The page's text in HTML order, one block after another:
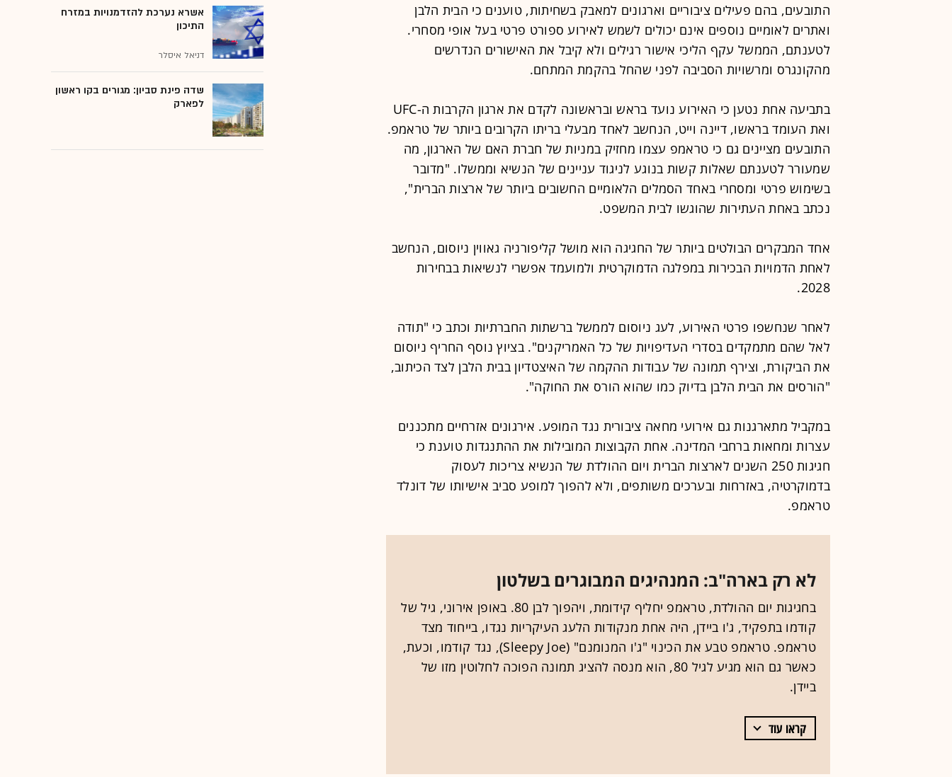
התובעים, בהם פעילים ציבוריים וארגונים למאבק בשחיתות, טוענים כי הבית הלבן
ואתרים לאומיים נוספים אינם יכולים לשמש לאירוע ספורט פרטי בעל אופי מסחרי.
לטענתם, הממשל עקף הליכי אישור רגילים ולא קיבל את האישורים הנדרשים
מהקונגרס ומרשויות הסביבה לפני שהחל בהקמת המתחם.
בתביעה אחת נטען כי האירוע נועד בראש ובראשונה לקדם את ארגון הקרבות ה-UFC
ואת העומד בראשו, דיינה וייט, הנחשב לאחד מבעלי בריתו הקרובים ביותר של טראמפ.
התובעים מציינים גם כי טראמפ עצמו מחזיק במניות של חברת האם של הארגון, מה
שמעורר לטענתם שאלות קשות בנוגע לניגוד עניינים של הנשיא וממשלו. "מדובר
בשימוש פרטי ומסחרי באחד הסמלים הלאומיים החשובים ביותר של ארצות הברית",
נכתב באחת העתירות שהוגשו לבית המשפט.
אחד המבקרים הבולטים ביותר של החגיגה הוא מושל קליפורניה גאווין ניוסום, הנחשב
לאחת הדמויות הבכירות במפלגה הדמוקרטית ולמועמד אפשרי לנשיאות בבחירות
2028.
לאחר שנחשפו פרטי האירוע, לעג ניוסום לממשל ברשתות החברתיות וכתב כי "תודה
לאל שהם מתמקדים בסדרי העדיפויות של כל האמריקנים". בציוץ נוסף החריף ניוסום
את הביקורת, וצירף תמונה של עבודות ההקמה של האיצטדיון בבית הלבן לצד הכיתוב,
"הורסים את הבית הלבן בדיוק כמו שהוא הורס את החוקה".
במקביל מתארגנות גם אירועי מחאה ציבורית נגד המופע. אירגונים אזרחיים מתכננים
עצרות ומחאות ברחבי המדינה. אחת הקבוצות המובילות את ההתנגדות טוענת כי
חגיגות 250 השנים לארצות הברית ויום ההולדת של הנשיא צריכות לעסוק
בדמוקרטיה, באזרחות ובערכים משותפים, ולא להפוך למופע סביב אישיותו של דונלד
טראמפ.
לא רק בארה"ב: המנהיגים המבוגרים בשלטון
בחגיגות יום ההולדת, טראמפ יחליף קידומת, ויהפוך לבן 80. באופן אירוני, גיל של
קודמו בתפקיד, ג'ו ביידן, היה אחת מנקודות הלעג העיקריות נגדו, בייחוד מצד
טראמפ. טראמפ טבע את הכינוי "ג'ו המנומנם" (Sleepy Joe), נגד קודמו, וכעת,
כאשר גם הוא מגיע לגיל 80, הוא מנסה להציג תמונה הפוכה לחלוטין מזו של
ביידן.
קראו עוד
אשרא נערכת להזדמנויות במזרח
התיכון
דניאל איסלר
שדה פינת סביון: מגורים בקו ראשון
לפארק